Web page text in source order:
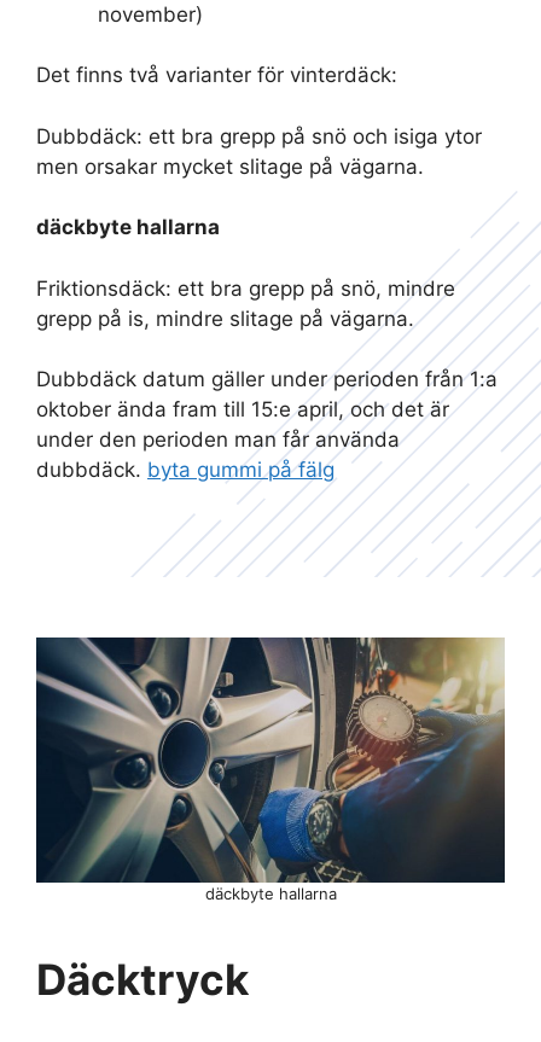
november)
Det finns två varianter för vinterdäck:
Dubbdäck: ett bra grepp på snö och isiga ytor
men orsakar mycket slitage på vägarna.
däckbyte hallarna
Friktionsdäck: ett bra grepp på snö, mindre
grepp på is, mindre slitage på vägarna.
Dubbdäck datum gäller under perioden från 1:a
oktober ända fram till 15:e april, och det är
under den perioden man får använda
dubbdäck. byta gummi på fälg
däckbyte hallarna
Däcktryck